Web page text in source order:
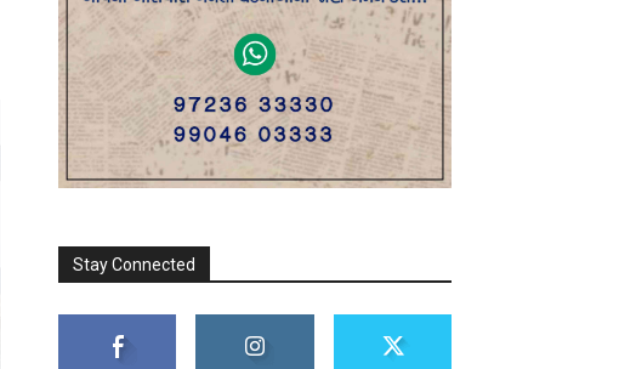
Stay Connected